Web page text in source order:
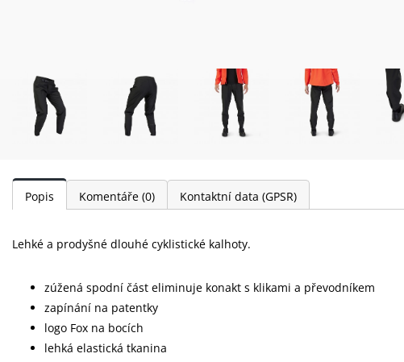
Popis Komentáře (0) Kontaktní data (GPSR)
Lehké a prodyšné dlouhé cyklistické kalhoty.
zúžená spodní část eliminuje konakt s klikami a převodníkem
zapínání na patentky
logo Fox na bocích
lehká elastická tkanina